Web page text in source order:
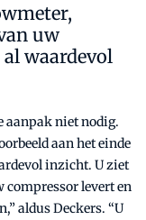
uw
waardevol
aanpak niet nodig.
aan het einde
inzicht. U ziet
compressor levert en
aldus Deckers. “U